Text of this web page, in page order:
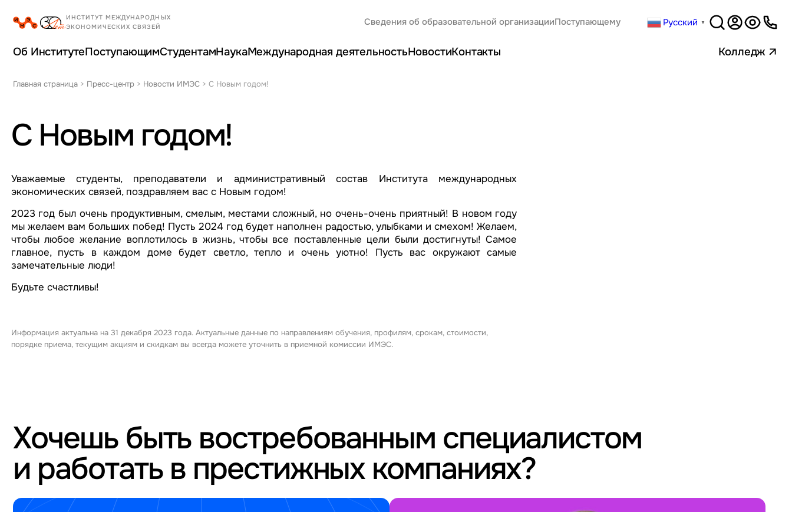
Сведения об образовательной организацииПоступающему Русский ▼
Версия
для
Об ИнститутеПоступающимСтудентамНаукаМеждународная деятельностьНовостиКонтакты Колледж
Главная страница > Пресс-центр > Новости ИМЭС >С Новым годом!
С Новым годом!
Уважаемые студенты, преподаватели и административный состав Института международных
экономических связей, поздравляем вас с Новым годом!
2023 год был очень продуктивным, смелым, местами сложный, но очень-очень приятный! В новом году
мы желаем вам больших побед! Пусть 2024 год будет наполнен радостью, улыбками и смехом! Желаем,
чтобы любое желание воплотилось в жизнь, чтобы все поставленные цели были достигнуты! Самое
главное, пусть в каждом доме будет светло, тепло и очень уютно! Пусть вас окружают самые
замечательные люди!
Будьте счастливы!
Информация актуальна на 31 декабря 2023 года. Актуальные данные по направлениям обучения, профилям, срокам, стоимости,
порядке приема, текущим акциям и скидкам вы всегда можете уточнить в приемной комиссии ИМЭС.
Хочешь быть востребованным специалистом
и работать в престижных компаниях?